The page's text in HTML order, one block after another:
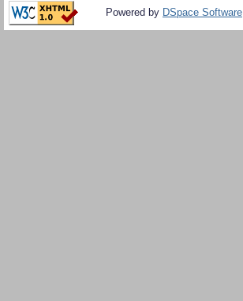
Powered by DSpace Software